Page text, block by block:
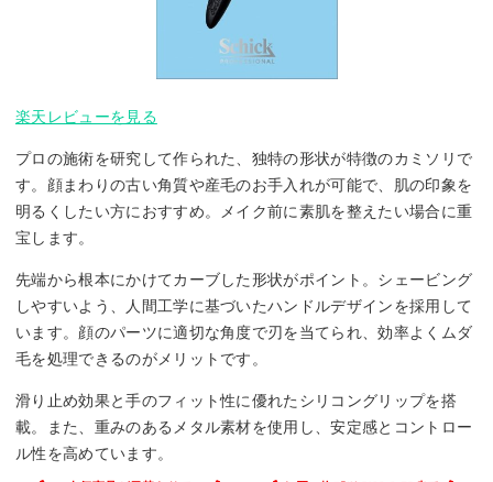
楽天レビューを見る
プロの施術を研究して作られた、独特の形状が特徴のカミソリで
す。顔まわりの古い角質や産毛のお手入れが可能で、肌の印象を
明るくしたい方におすすめ。メイク前に素肌を整えたい場合に重
宝します。
先端から根本にかけてカーブした形状がポイント。シェービング
しやすいよう、人間工学に基づいたハンドルデザインを採用して
います。顔のパーツに適切な角度で刃を当てられ、効率よくムダ
毛を処理できるのがメリットです。
滑り止め効果と手のフィット性に優れたシリコングリップを搭
載。また、重みのあるメタル素材を使用し、安定感とコントロー
ル性を高めています。